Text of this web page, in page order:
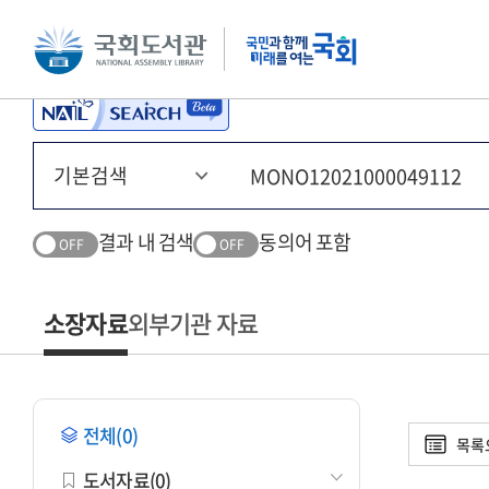
본문 바로가기 주메뉴 바로가기
OFF 결과 내 검색 OFF 동의어 포함
소장자료외부기관 자료
전체(0)
도서자료(0)
목록